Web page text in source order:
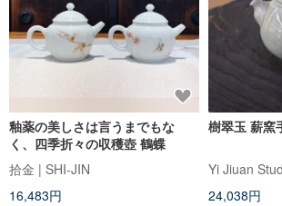
釉薬の美しさは言うまでもな
く、四季折々の収穫壺 鶴蝶
拾金 | SHI-JIN
16,483円
樹翠玉 薪窯
Yi Jiuan
24,038円